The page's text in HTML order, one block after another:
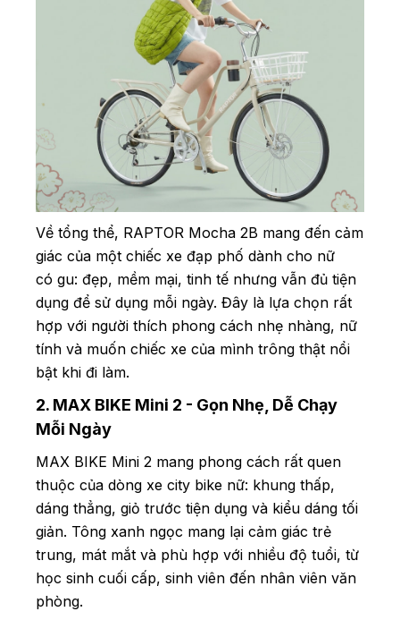
Về tổng thể, RAPTOR Mocha 2B mang đến cảm
giác của một chiếc xe đạp phố dành cho nữ
có gu: đẹp, mềm mại, tinh tế nhưng vẫn đủ tiện
dụng để sử dụng mỗi ngày. Đây là lựa chọn rất
hợp với người thích phong cách nhẹ nhàng, nữ
tính và muốn chiếc xe của mình trông thật nổi
bật khi đi làm.
2. MAX BIKE Mini 2 - Gọn Nhẹ, Dễ Chạy
Mỗi Ngày
MAX BIKE Mini 2 mang phong cách rất quen
thuộc của dòng xe city bike nữ: khung thấp,
dáng thẳng, giỏ trước tiện dụng và kiểu dáng tối
giản. Tông xanh ngọc mang lại cảm giác trẻ
trung, mát mắt và phù hợp với nhiều độ tuổi, từ
học sinh cuối cấp, sinh viên đến nhân viên văn
phòng.